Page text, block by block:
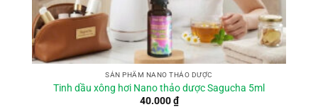
SẢN PHẨM NANO THẢO DƯỢC
Nano thảo dược Tinh dầu xông hơi Sagucha 20ml
150.000₫